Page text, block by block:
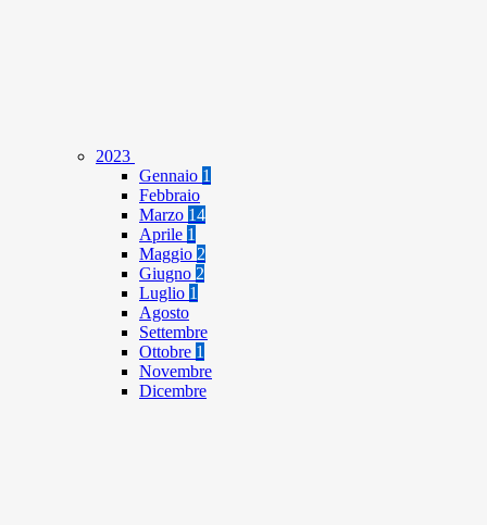
2023
Gennaio 1
Febbraio
Marzo 14
Aprile 1
Maggio 2
Giugno 2
Luglio 1
Agosto
Settembre
Ottobre 1
Novembre
Dicembre